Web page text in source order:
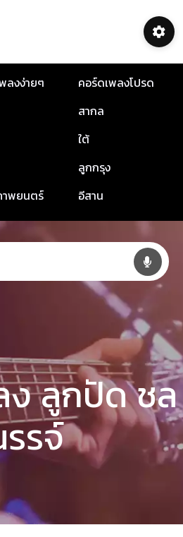
ลงง่ายๆ
คอร์ดเพลงโปรด
สากล
ใต้
ลูกกรุง
าพยนตร์ อีสาน
ง ลูกปัด ชล
รจ์